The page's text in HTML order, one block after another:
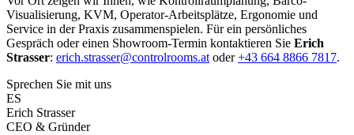
Visualisierung, KVM, Operator-Arbeitsplätze, Ergonomie und
Service in der Praxis zusammenspielen. Für ein persönliches
Gespräch oder einen Showroom-Termin kontaktieren Sie Erich
Strasser: erich.strasser@controlrooms.at oder+43 664 8866 7817.
Sprechen Sie mit uns
ES
Erich Strasser
CEO & Gründer